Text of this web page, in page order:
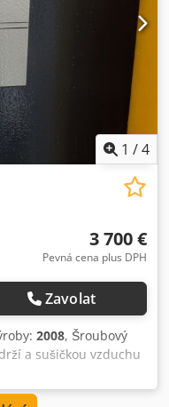
1 /4
3 700 €
Pevná cena plus DPH
Zavolat
2008, Šroubový
a sušičkou vzduchu